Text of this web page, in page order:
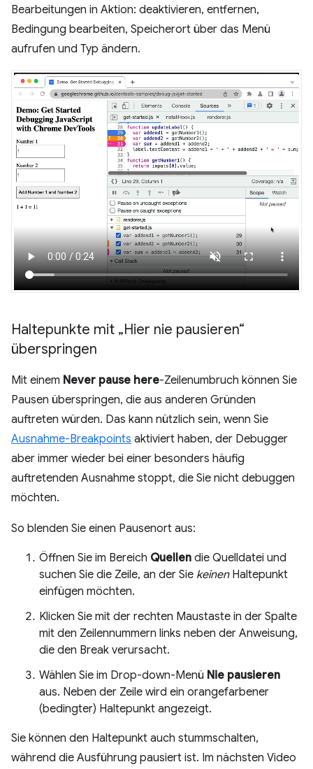
Bearbeitungen in Aktion: deaktivieren, entfernen,
Bedingung bearbeiten, Speicherort über das Menü
aufrufen und Typ ändern.
Haltepunkte mit „Hier nie pausieren“
überspringen
Mit einem Never pause here-Zeilenumbruch können Sie
Pausen überspringen, die aus anderen Gründen
auftreten würden. Das kann nützlich sein, wenn Sie
Ausnahme-Breakpoints aktiviert haben, der Debugger
aber immer wieder bei einer besonders häufig
auftretenden Ausnahme stoppt, die Sie nicht debuggen
möchten.
So blenden Sie einen Pausenort aus:
Öffnen Sie im Bereich Quellen die Quelldatei und
suchen Sie die Zeile, an der Sie keinenHaltepunkt
einfügen möchten.
Klicken Sie mit der rechten Maustaste in der Spalte
mit den Zeilennummern links neben der Anweisung,
die den Break verursacht.
Wählen Sie im Drop-down-Menü Nie pausieren
aus. Neben der Zeile wird ein orangefarbener
(bedingter) Haltepunkt angezeigt.
Sie können den Haltepunkt auch stummschalten,
während die Ausführung pausiert ist. Im nächsten Video